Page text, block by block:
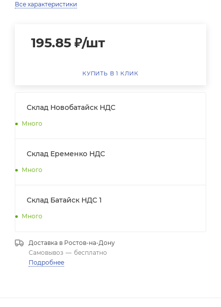
Все характеристики
195.85 ₽/шт
КУПИТЬ В 1 КЛИК
Склад Новобатайск НДС
Много
Склад Еременко НДС
Много
Склад Батайск НДС 1
Много
Доставка в Ростов-на-Дону
Самовывоз — бесплатно
Подробнее